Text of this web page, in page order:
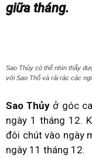
giữa tháng.
Sao Thủy có thể nhìn thấy
với Sao Thổ và rải rác các
Sao Thủy ở góc
ngày 1 tháng 12.
đôi chút vào ngày
ngày 11 tháng 12.